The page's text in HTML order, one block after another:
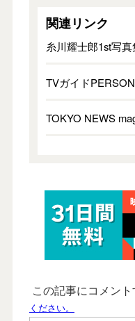
関連リンク
糸川耀士郎1st写真
TVガイド
TOKYO NEWS